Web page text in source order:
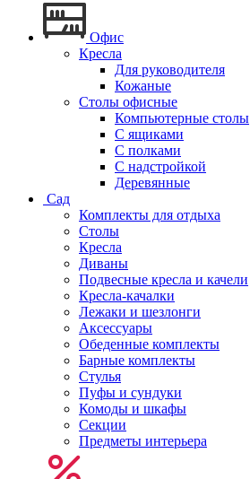
Офис
Кресла
Для руководителя
Кожаные
Столы офисные
Компьютерные столы
С ящиками
С полками
С надстройкой
Деревянные
Сад
Комплекты для отдыха
Столы
Кресла
Диваны
Подвесные кресла и качели
Кресла-качалки
Лежаки и шезлонги
Аксессуары
Обеденные комплекты
Барные комплекты
Стулья
Пуфы и сундуки
Комоды и шкафы
Секции
Предметы интерьера